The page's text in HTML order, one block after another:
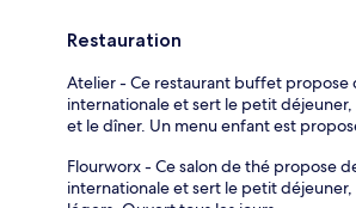
Restauration
Atelier - Ce restaurant buffet propose
internationale et sert le petit
et le dîner. Un menu enfant est
Flourworx - Ce salon de thé propose
internationale et sert le petit